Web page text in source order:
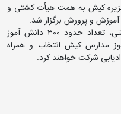
جزیره کیش به همت هیأت کشتی و
و پرورش برگزار شد.
به گزارش روابط عمومی فدراسیون کشتی، تعداد حدود ۳۰۰ دانش آموز
از بین ۲۰۰۰ دانش آموز مدارس کیش انتخاب و همراه
شرکت خواهند کرد.